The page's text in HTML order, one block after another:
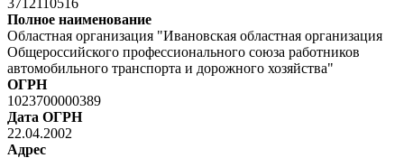
Полное наименование
Областная организация "Ивановская областная организация
Общероссийского профессионального союза работников
автомобильного транспорта и дорожного хозяйства"
ОГРН
1023700000389
Дата ОГРН
22.04.2002
Адрес